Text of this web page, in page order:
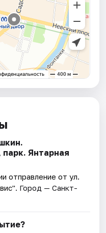
Янтарная
отправление от ул.
. Город — Санкт-